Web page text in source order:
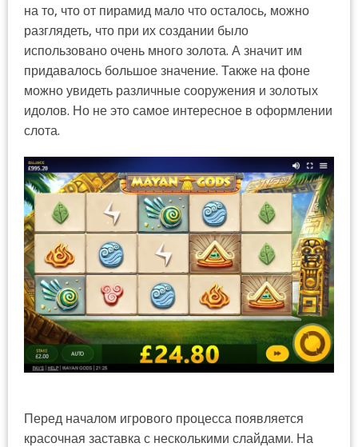
на то, что от пирамид мало что осталось, можно
разглядеть, что при их создании было
использовано очень много золота. А значит им
придавалось большое значение. Также на фоне
можно увидеть различные сооружения и золотых
идолов. Но не это самое интересное в оформлении
слота.
Перед началом игрового процесса появляется
красочная заставка с несколькими слайдами. На